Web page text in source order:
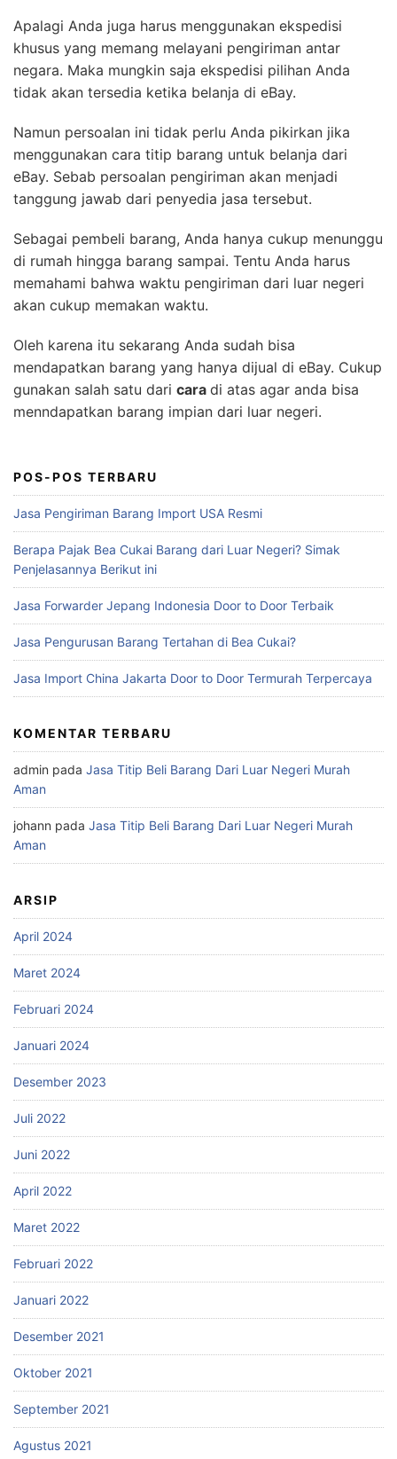
Apalagi Anda juga harus menggunakan ekspedisi
khusus yang memang melayani pengiriman antar
negara. Maka mungkin saja ekspedisi pilihan Anda
tidak akan tersedia ketika belanja di eBay.
Namun persoalan ini tidak perlu Anda pikirkan jika
menggunakan cara titip barang untuk belanja dari
eBay. Sebab persoalan pengiriman akan menjadi
tanggung jawab dari penyedia jasa tersebut.
Sebagai pembeli barang, Anda hanya cukup menunggu
di rumah hingga barang sampai. Tentu Anda harus
memahami bahwa waktu pengiriman dari luar negeri
akan cukup memakan waktu.
Oleh karena itu sekarang Anda sudah bisa
mendapatkan barang yang hanya dijual di eBay. Cukup
gunakan salah satu dari cara di atas agar anda bisa
menndapatkan barang impian dari luar negeri.
POS-POS TERBARU
Jasa Pengiriman Barang Import USA Resmi
Berapa Pajak Bea Cukai Barang dari Luar Negeri? Simak
Penjelasannya Berikut ini
Jasa Forwarder Jepang Indonesia Door to Door Terbaik
Jasa Pengurusan Barang Tertahan di Bea Cukai?
Jasa Import China Jakarta Door to Door Termurah Terpercaya
KOMENTAR TERBARU
admin pada Jasa Titip Beli Barang Dari Luar Negeri Murah
Aman
johann pada Jasa Titip Beli Barang Dari Luar Negeri Murah
Aman
ARSIP
April 2024
Maret 2024
Februari 2024
Januari 2024
Desember 2023
Juli 2022
Juni 2022
April 2022
Maret 2022
Februari 2022
Januari 2022
Desember 2021
Oktober 2021
September 2021
Agustus 2021